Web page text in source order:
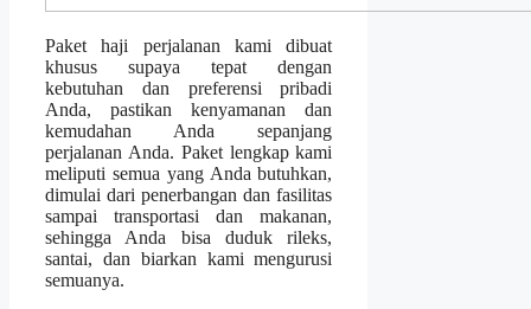
Paket haji perjalanan kami dibuat
khusus supaya tepat dengan
kebutuhan dan preferensi pribadi
Anda, pastikan kenyamanan dan
kemudahan Anda sepanjang
perjalanan Anda. Paket lengkap kami
meliputi semua yang Anda butuhkan,
dimulai dari penerbangan dan fasilitas
sampai transportasi dan makanan,
sehingga Anda bisa duduk rileks,
santai, dan biarkan kami mengurusi
semuanya.